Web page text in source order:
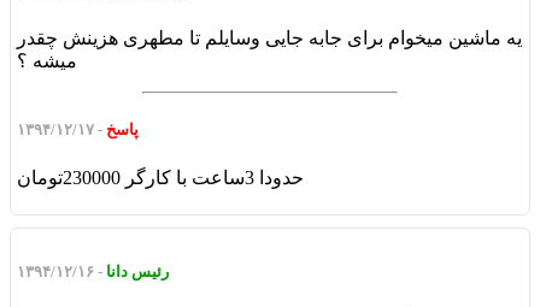
یه ماشین میخوام برای جابه جایی وسایلم تا مطهری هزینش چقدر
میشه ؟
پاسخ - ۱۳۹۴/۱۲/۱۷
حدودا 3ساعت با کارگر 230000تومان
رئیس دانا - ۱۳۹۴/۱۲/۱۶